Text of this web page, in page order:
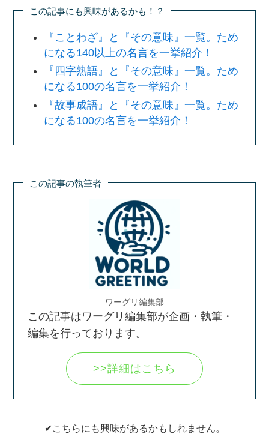
この記事にも興味があるかも！？
『ことわざ』と『その意味』一覧。ため
になる140以上の名言を一挙紹介！
『四字熟語』と『その意味』一覧。ため
になる100の名言を一挙紹介！
『故事成語』と『その意味』一覧。ため
になる100の名言を一挙紹介！
この記事の執筆者
ワーグリ編集部
この記事はワーグリ編集部が企画・執筆・
編集を行っております。
>>詳細はこちら
✔こちらにも興味があるかもしれません。